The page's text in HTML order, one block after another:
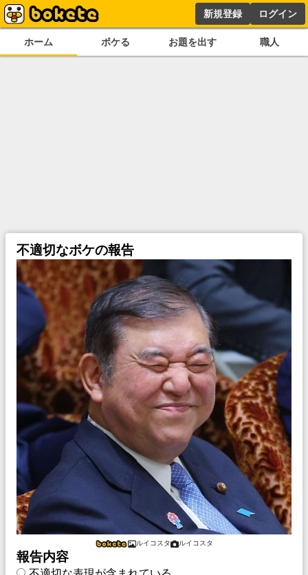
新規登録 ログイン
ホーム ボケる お題を出す 職人
不適切なボケの報告
ルイコスタ ルイコスタ
報告内容